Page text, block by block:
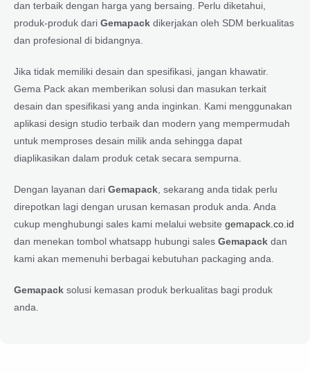
dan terbaik dengan harga yang bersaing. Perlu diketahui,
produk-produk dari Gemapack dikerjakan oleh SDM berkualitas
dan profesional di bidangnya.
Jika tidak memiliki desain dan spesifikasi, jangan khawatir.
Gema Pack akan memberikan solusi dan masukan terkait
desain dan spesifikasi yang anda inginkan. Kami menggunakan
aplikasi design studio terbaik dan modern yang mempermudah
untuk memproses desain milik anda sehingga dapat
diaplikasikan dalam produk cetak secara sempurna.
Dengan layanan dari Gemapack , sekarang anda tidak perlu
direpotkan lagi dengan urusan kemasan produk anda. Anda
cukup menghubungi sales kami melalui website gemapack.co.id
dan menekan tombol whatsapp hubungi sales Gemapack dan
kami akan memenuhi berbagai kebutuhan packaging anda.
Gemapack solusi kemasan produk berkualitas bagi produk
anda.